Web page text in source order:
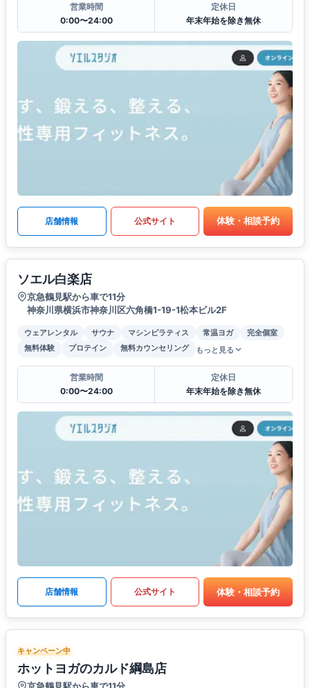
営業時間
0:00〜24:00
定休日
年末年始を除き無休
店舗情報 公式サイト 体験・相談予約
ソエル白楽店
京急鶴見駅から車で11分
神奈川県横浜市神奈川区六角橋1-19-1松本ビル2F
ウェアレンタル サウナ マシンピラティス 常温ヨガ
完全個室
無料体験
プロテイン 無料カウンセリング もっと見る
営業時間
0:00〜24:00
定休日
年末年始を除き無休
店舗情報 公式サイト 体験・相談予約
キャンペーン中
ホットヨガのカルド綱島店